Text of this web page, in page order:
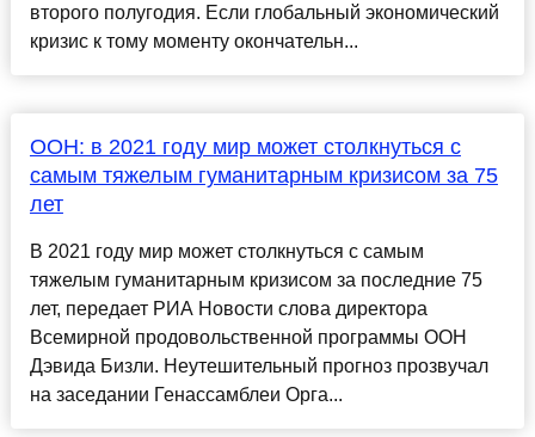
второго полугодия. Если глобальный экономический
кризис к тому моменту окончательн...
ООН: в 2021 году мир может столкнуться с
самым тяжелым гуманитарным кризисом за 75
лет
В 2021 году мир может столкнуться с самым
тяжелым гуманитарным кризисом за последние 75
лет, передает РИА Новости слова директора
Всемирной продовольственной программы ООН
Дэвида Бизли. Неутешительный прогноз прозвучал
на заседании Генассамблеи Орга...